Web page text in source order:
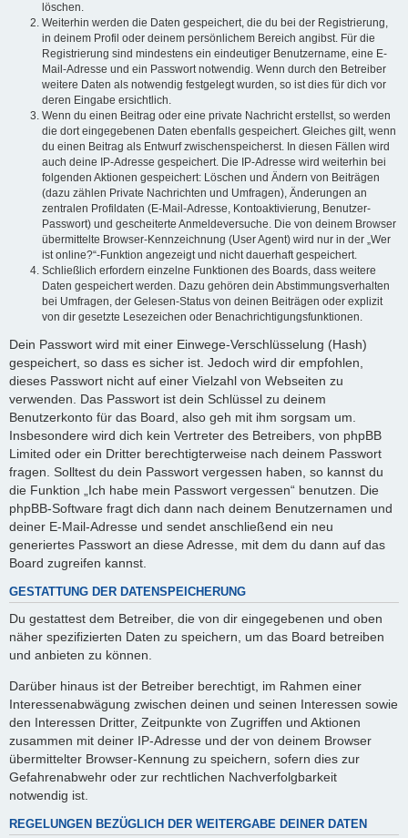
löschen.
Weiterhin werden die Daten gespeichert, die du bei der Registrierung,
in deinem Profil oder deinem persönlichem Bereich angibst. Für die
Registrierung sind mindestens ein eindeutiger Benutzername, eine E-
Mail-Adresse und ein Passwort notwendig. Wenn durch den Betreiber
weitere Daten als notwendig festgelegt wurden, so ist dies für dich vor
deren Eingabe ersichtlich.
Wenn du einen Beitrag oder eine private Nachricht erstellst, so werden
die dort eingegebenen Daten ebenfalls gespeichert. Gleiches gilt, wenn
du einen Beitrag als Entwurf zwischenspeicherst. In diesen Fällen wird
auch deine IP-Adresse gespeichert. Die IP-Adresse wird weiterhin bei
folgenden Aktionen gespeichert: Löschen und Ändern von Beiträgen
(dazu zählen Private Nachrichten und Umfragen), Änderungen an
zentralen Profildaten (E-Mail-Adresse, Kontoaktivierung, Benutzer-
Passwort) und gescheiterte Anmeldeversuche. Die von deinem Browser
übermittelte Browser-Kennzeichnung (User Agent) wird nur in der „Wer
ist online?“-Funktion angezeigt und nicht dauerhaft gespeichert.
Schließlich erfordern einzelne Funktionen des Boards, dass weitere
Daten gespeichert werden. Dazu gehören dein Abstimmungsverhalten
bei Umfragen, der Gelesen-Status von deinen Beiträgen oder explizit
von dir gesetzte Lesezeichen oder Benachrichtigungsfunktionen.
Dein Passwort wird mit einer Einwege-Verschlüsselung (Hash)
gespeichert, so dass es sicher ist. Jedoch wird dir empfohlen,
dieses Passwort nicht auf einer Vielzahl von Webseiten zu
verwenden. Das Passwort ist dein Schlüssel zu deinem
Benutzerkonto für das Board, also geh mit ihm sorgsam um.
Insbesondere wird dich kein Vertreter des Betreibers, von phpBB
Limited oder ein Dritter berechtigterweise nach deinem Passwort
fragen. Solltest du dein Passwort vergessen haben, so kannst du
die Funktion „Ich habe mein Passwort vergessen“ benutzen. Die
phpBB-Software fragt dich dann nach deinem Benutzernamen und
deiner E-Mail-Adresse und sendet anschließend ein neu
generiertes Passwort an diese Adresse, mit dem du dann auf das
Board zugreifen kannst.
GESTATTUNG DER DATENSPEICHERUNG
Du gestattest dem Betreiber, die von dir eingegebenen und oben
näher spezifizierten Daten zu speichern, um das Board betreiben
und anbieten zu können.
Darüber hinaus ist der Betreiber berechtigt, im Rahmen einer
Interessenabwägung zwischen deinen und seinen Interessen sowie
den Interessen Dritter, Zeitpunkte von Zugriffen und Aktionen
zusammen mit deiner IP-Adresse und der von deinem Browser
übermittelter Browser-Kennung zu speichern, sofern dies zur
Gefahrenabwehr oder zur rechtlichen Nachverfolgbarkeit
notwendig ist.
REGELUNGEN BEZÜGLICH DER WEITERGABE DEINER DATEN